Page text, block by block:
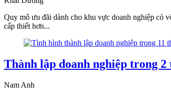
Quy mô ưu đãi dành cho khu vực doanh nghiệp có
cấp thiết hơn...
Thành lập doanh nghiệp trong 2
Nam Anh